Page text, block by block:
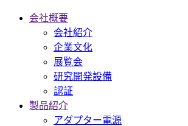
会社概要
会社紹介
企業文化
展覧会
研究開発設備
認証
製品紹介
アダプター電源